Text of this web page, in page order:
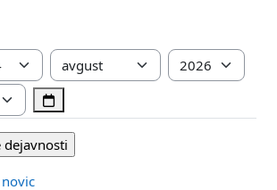
Mesec
Leto